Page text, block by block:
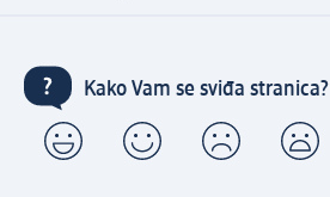
Kako Vam se sviđa stranica?